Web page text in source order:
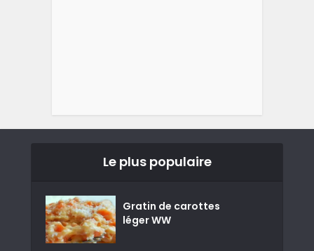
Le plus populaire
Gratin de carottes
léger WW